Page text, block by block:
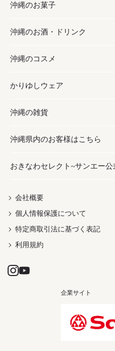
お肉
海産物
缶詰／パウチ
沖縄料理
沖縄そば／乾麺
レトルト食品
乾物／粉類
調味料
砂糖／黒砂糖
塩
お酢／ドレッシング
しょうゆ
みそ
だし／スパイス／島唐辛子
沖縄のお菓子
お菓子
黒糖
ちんすこう
伝統菓子
スナック
おつまみ
紅芋
沖縄のお酒・ドリンク
お酒・ドリンク
泡盛
ビール・チューハイ
ワイン・ウィスキー・カクテ
ドリンク
茶葉
沖縄のコスメ
コスメ
スキンケア
ボディケア
ヘアケア
UVケア
かりゆしウェア
かりゆしウェア
メンズ
レディース
沖縄の雑貨
雑貨
沖縄ファッション
伝統工芸品
沖縄県内のお客様はこちら
おきなわセレクト~サンエー公
会社概要
個人情報保護について
特定商取引法に基づく表記
利用規約
企業サイト